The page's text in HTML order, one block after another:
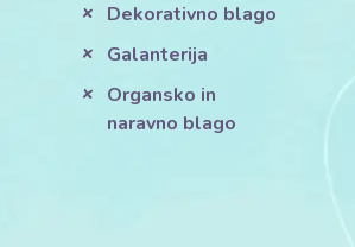
Dekorativno blago
Galanterija
Organsko in
naravno blago